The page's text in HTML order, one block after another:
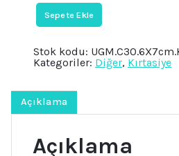
100
Adet
Yıldız
Kırmızı
Metalize
Hediye
Poşeti,
Takı
Mevlüt
Kına
Sepete Ekle
Stok kodu:
Kategoriler: Diğer, Kırtasiye
Açıklama
Açıklama